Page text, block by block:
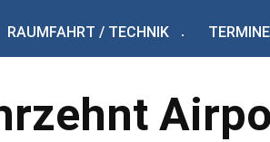
RAUMFAHRT / TECHNIK TERMINE